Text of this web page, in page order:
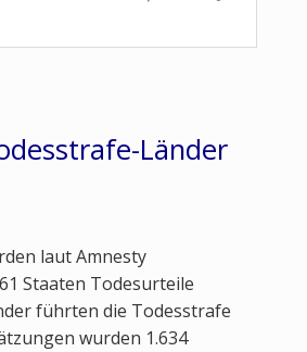
Länder
laut Amnesty
Staaten Todesurteile
führten die Todesstrafe
wurden 1.634